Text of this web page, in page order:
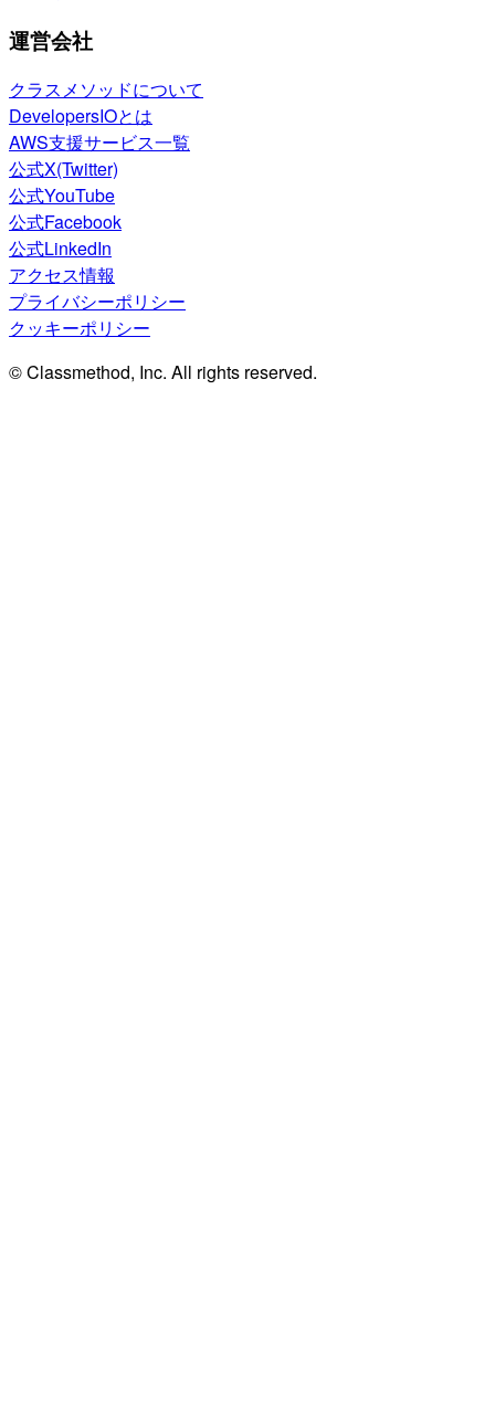
運営会社
クラスメソッドについて
DevelopersIOとは
AWS支援サービス一覧
公式X(Twitter)
公式YouTube
公式Facebook
公式LinkedIn
アクセス情報
プライバシーポリシー
クッキーポリシー
© Classmethod, Inc. All rights reserved.